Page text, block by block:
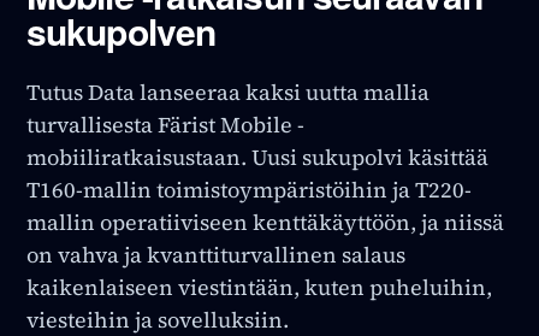
sukupolven
Tutus Data lanseeraa kaksi uutta mallia
turvallisesta Färist Mobile -
mobiiliratkaisustaan. Uusi sukupolvi käsittää
T160-mallin toimistoympäristöihin ja T220-
mallin operatiiviseen kenttäkäyttöön, ja niissä
on vahva ja kvanttiturvallinen salaus
kaikenlaiseen viestintään, kuten puheluihin,
viesteihin ja sovelluksiin.